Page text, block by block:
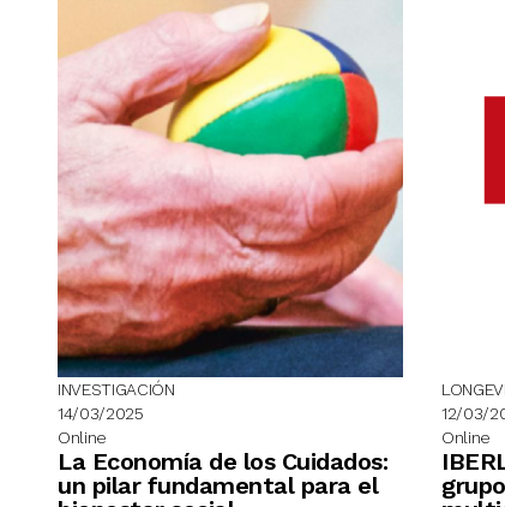
INVESTIGACIÓN
14/03/2025
Online
La Economía de los Cuidados:
un pilar fundamental para el
12/03/
Online